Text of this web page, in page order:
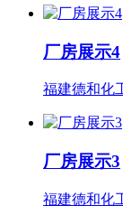
厂房展示4
福建德和化
厂房展示3
福建德和化